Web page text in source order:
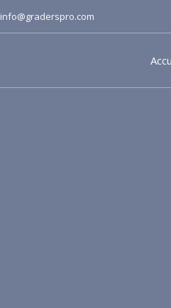
info@graderspro.com